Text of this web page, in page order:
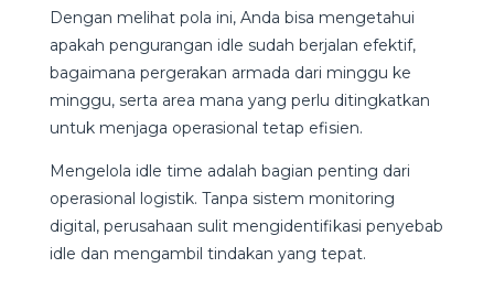
Dengan melihat pola ini, Anda bisa mengetahui
apakah pengurangan idle sudah berjalan efektif,
bagaimana pergerakan armada dari minggu ke
minggu, serta area mana yang perlu ditingkatkan
untuk menjaga operasional tetap efisien.
Mengelola idle time adalah bagian penting dari
operasional logistik. Tanpa sistem monitoring
digital, perusahaan sulit mengidentifikasi penyebab
idle dan mengambil tindakan yang tepat.